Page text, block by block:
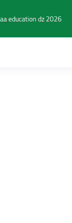
education dz 2026